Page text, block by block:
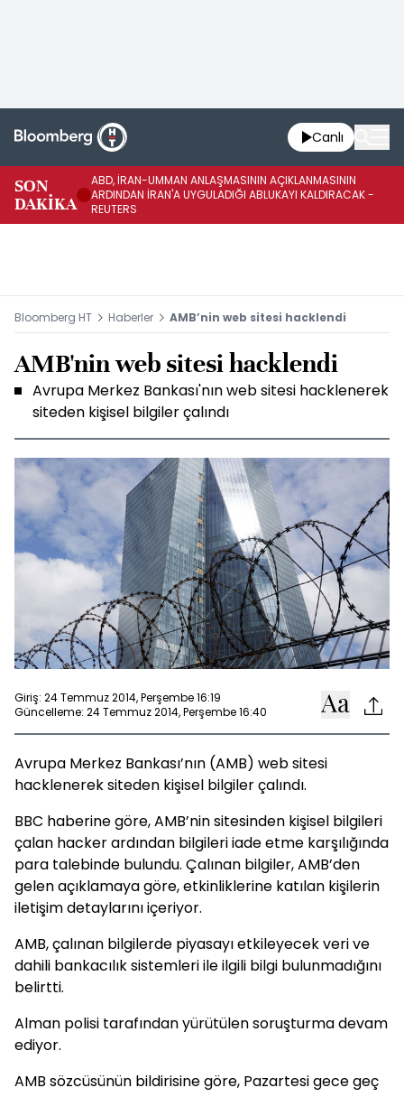
Canlı
SON
DAKİKA
ABD, İRAN-UMMAN ANLAŞMASININ AÇIKLANMASININ
ARDINDAN İRAN'A UYGULADIĞI ABLUKAYI KALDIRACAK -
REUTERS
Bloomberg HT Haberler AMB’nin web sitesi hacklendi
AMB'nin web sitesi hacklendi
Avrupa Merkez Bankası'nın web sitesi hacklenerek
siteden kişisel bilgiler çalındı
Giriş: 24 Temmuz 2014, Perşembe 16:19
Güncelleme: 24 Temmuz 2014, Perşembe 16:40
Avrupa Merkez Bankası’nın (AMB) web sitesi
hacklenerek siteden kişisel bilgiler çalındı.
BBC haberine göre, AMB’nin sitesinden kişisel bilgileri
çalan hacker ardından bilgileri iade etme karşılığında
para talebinde bulundu. Çalınan bilgiler, AMB’den
gelen açıklamaya göre, etkinliklerine katılan kişilerin
iletişim detaylarını içeriyor.
AMB, çalınan bilgilerde piyasayı etkileyecek veri ve
dahili bankacılık sistemleri ile ilgili bilgi bulunmadığını
belirtti.
Alman polisi tarafından yürütülen soruşturma devam
ediyor.
AMB sözcüsünün bildirisine göre, Pazartesi gece geç